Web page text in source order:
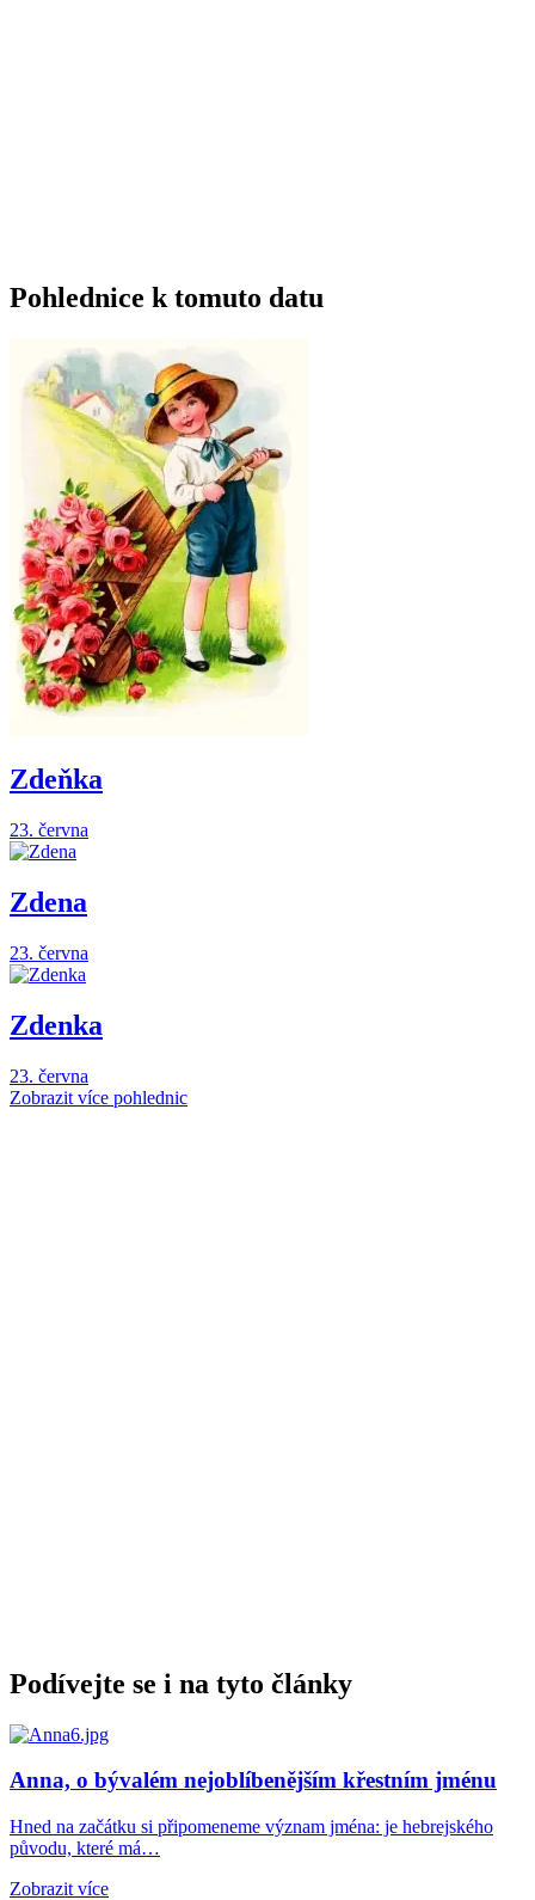
Pohlednice k tomuto datu
Zdeňka
23. června
Zdena
23. června
Zdenka
23. června
Zobrazit více pohlednic
Podívejte se i na tyto články
Anna, o bývalém nejoblíbenějším křestním jménu
Hned na začátku si připomeneme význam jména: je hebrejského
původu, které má…
Zobrazit více